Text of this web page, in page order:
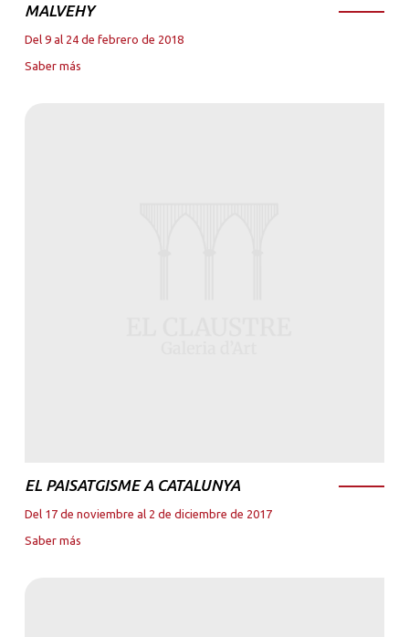
MALVEHY
Del 9 al 24 de febrero de 2018
Saber más
EL PAISATGISME A CATALUNYA
Del 17 de noviembre al 2 de diciembre de 2017
Saber más